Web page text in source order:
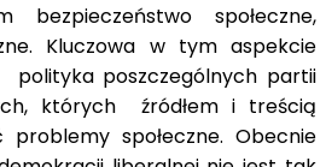
bezpieczeństwo społeczne,
Kluczowa w tym aspekcie
polityka poszczególnych partii
których źródłem i treścią
społeczne. Obecnie